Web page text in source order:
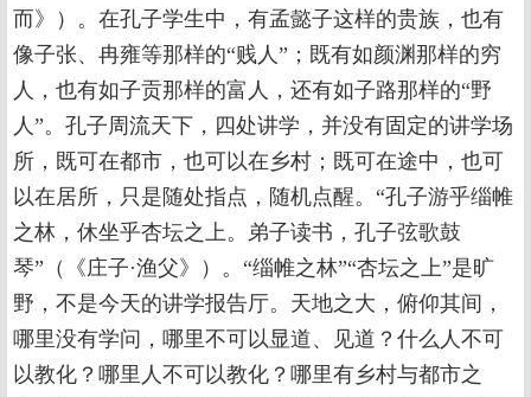
而》）。在孔子学生中，有孟懿子这样的贵族，也有
像子张、冉雍等那样的“贱人”；既有如颜渊那样的穷
人，也有如子贡那样的富人，还有如子路那样的“野
人”。孔子周流天下，四处讲学，并没有固定的讲学场
所，既可在都市，也可以在乡村；既可在途中，也可
以在居所，只是随处指点，随机点醒。“孔子游乎缁帷
之林，休坐乎杏坛之上。弟子读书，孔子弦歌鼓
琴”（《庄子·渔父》）。“缁帷之林”“杏坛之上”是旷
野，不是今天的讲学报告厅。天地之大，俯仰其间，
哪里没有学问，哪里不可以显道、见道？什么人不可
以教化？哪里人不可以教化？哪里有乡村与都市之